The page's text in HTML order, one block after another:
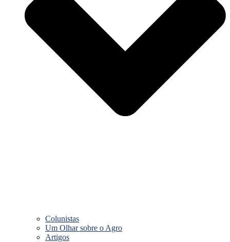
Colunistas
Um Olhar sobre o Agro
Artigos